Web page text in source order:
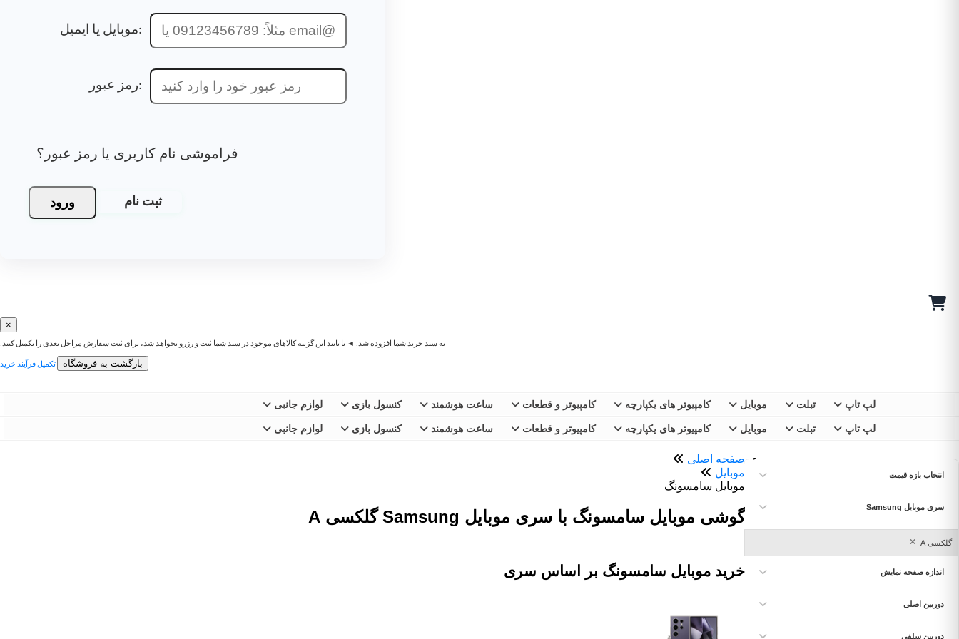
موبایل یا ایمیل:
رمز عبور:
فراموشی نام کاربری یا رمز عبور؟
ورود ثبت نام
×
به سبد خرید شما افزوده شد. ◄ با تایید این گزینه کالاهای موجود در سبد شما ثبت و رزرو نخواهد شد، برای ثبت سفارش مراحل بعدی را تکمیل کنید.
بازگشت به فروشگاه تکمیل فرآیند خرید
لپ تاپ تبلت موبایل کامپیوتر های یکپارچه کامپیوتر و قطعات ساعت هوشمند کنسول بازی لوازم جانبی
لپ تاپ تبلت موبایل کامپیوتر های یکپارچه کامپیوتر و قطعات ساعت هوشمند کنسول بازی لوازم جانبی
انتخاب بازه قیمت
سری موبایل Samsung
گلکسی A
اندازه صفحه نمایش
دوربین اصلی
دوربین سلفی
صفحه اصلی
موبايل
موبایل سامسونگ
گوشی موبایل سامسونگ با سری موبایل Samsung گلکسی A
خرید موبایل سامسونگ بر اساس سری